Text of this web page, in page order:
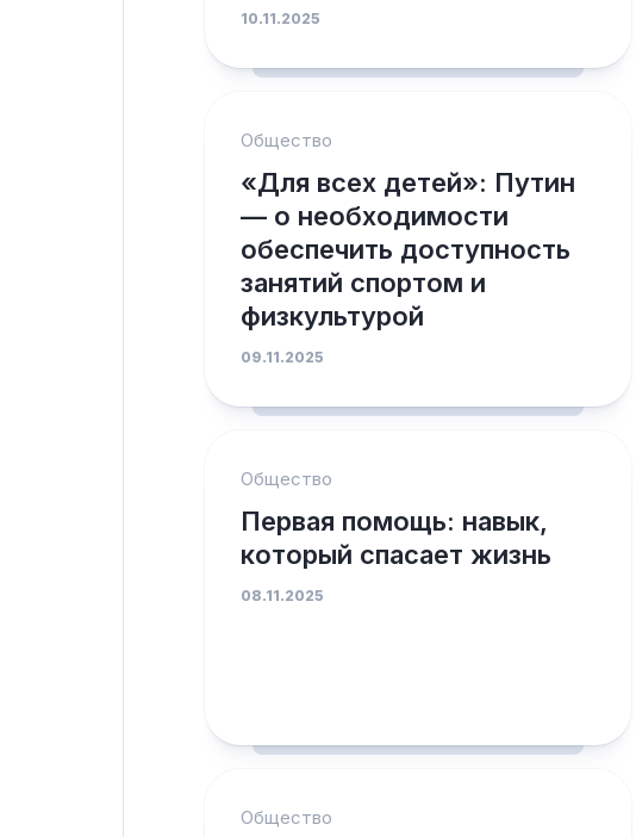
10.11.2025
Общество
«Для всех детей»: Путин
— о необходимости
обеспечить доступность
занятий спортом и
физкультурой
09.11.2025
Общество
Первая помощь: навык,
который спасает жизнь
08.11.2025
Общество